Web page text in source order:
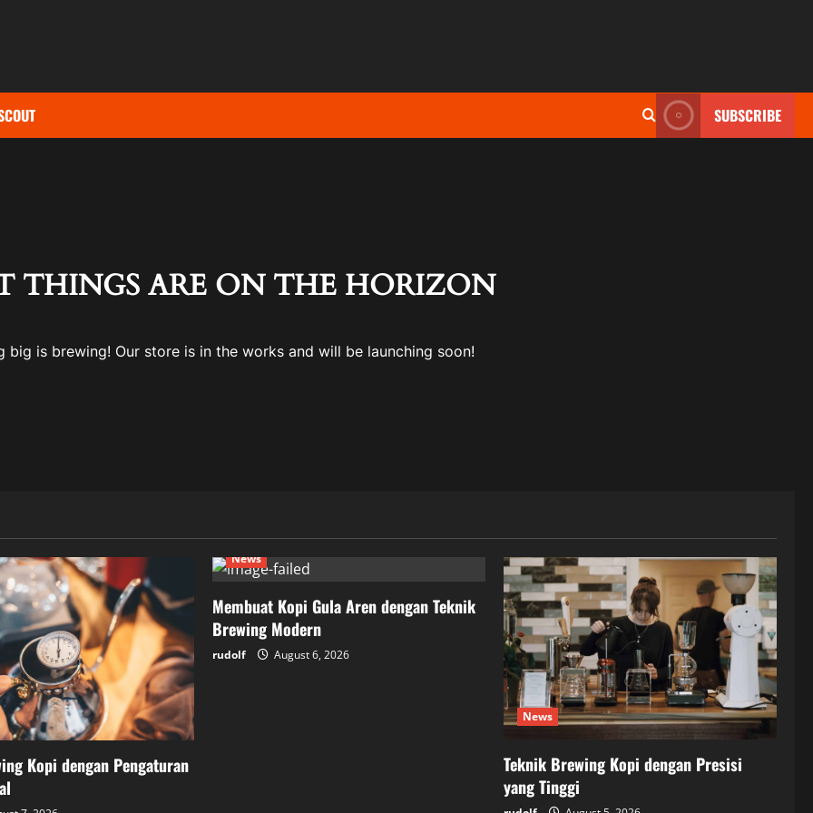
SUBSCRIBE
THINGS ARE ON THE HORIZON
big is brewing! Our store is in the works and will be launching soon!
Kopi dengan Pengaturan
News
Membuat Kopi Gula Aren dengan Teknik
Brewing Modern
rudolf August 6, 2026
News
Teknik Brewing Kopi dengan Presisi
yang Tinggi